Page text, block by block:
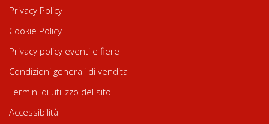
Privacy Policy
Cookie Policy
Privacy policy eventi e fiere
Condizioni generali di vendita
Termini di utilizzo del sito
Accessibilità